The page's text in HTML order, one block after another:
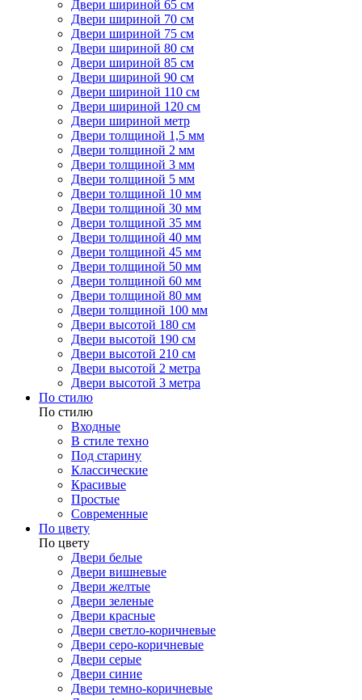
Двери шириной 65 см
Двери шириной 70 см
Двери шириной 75 см
Двери шириной 80 см
Двери шириной 85 см
Двери шириной 90 см
Двери шириной 110 см
Двери шириной 120 см
Двери шириной метр
Двери толщиной 1,5 мм
Двери толщиной 2 мм
Двери толщиной 3 мм
Двери толщиной 5 мм
Двери толщиной 10 мм
Двери толщиной 30 мм
Двери толщиной 35 мм
Двери толщиной 40 мм
Двери толщиной 45 мм
Двери толщиной 50 мм
Двери толщиной 60 мм
Двери толщиной 80 мм
Двери толщиной 100 мм
Двери высотой 180 см
Двери высотой 190 см
Двери высотой 210 см
Двери высотой 2 метра
Двери высотой 3 метра
По стилю
По стилю
Входные
В стиле техно
Под старину
Классические
Красивые
Простые
Современные
По цвету
По цвету
Двери белые
Двери вишневые
Двери желтые
Двери зеленые
Двери красные
Двери светло-коричневые
Двери серо-коричневые
Двери серые
Двери синие
Двери темно-коричневые